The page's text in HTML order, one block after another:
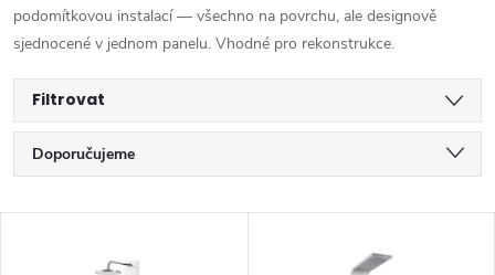
podomítkovou instalací — všechno na povrchu, ale designově
sjednocené v jednom panelu. Vhodné pro rekonstrukce.
Filtrovat
Ř
a
Doporučujeme